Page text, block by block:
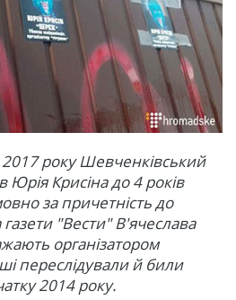
року Шевченківський
Юрія Крисіна до 4 років
за причетність до
"Вести" В'ячеслава
організатором
переслідували й били
2014 року.